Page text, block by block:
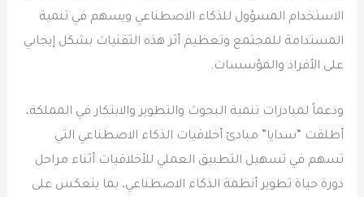
الاستخدام المسؤول للذكاء الاصطناعي ويسهم في تنمية
المستدامة للمجتمع وتعظيم أثر هذه التقنيات بشكل إيجابي
على الأفراد والمؤسسات.
ودعماً لمبادرات تنمية البحوث والتطوير والابتكار في المملكة،
أطلقت “سدايا” مبادئ أخلاقيات الذكاء الاصطناعي التي
تسهم في تسهيل التطبيق العملي للأخلاقيات أثناء مراحل
دورة حياة تطوير أنظمة الذكاء الاصطناعي، بما ينعكس على